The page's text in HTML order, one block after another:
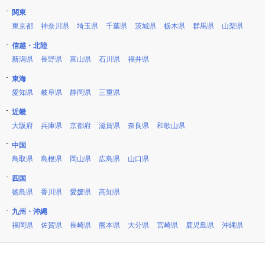
関東
東京都
神奈川県 埼玉県 千葉県 茨城県 栃木県 群馬県 山梨県
信越・北陸
新潟県
長野県 富山県 石川県 福井県
東海
愛知県
岐阜県 静岡県 三重県
近畿
大阪府
兵庫県 京都府 滋賀県 奈良県 和歌山県
中国
鳥取県
島根県 岡山県 広島県 山口県
四国
徳島県
香川県 愛媛県 高知県
九州・沖縄
福岡県
佐賀県 長崎県 熊本県 大分県 宮崎県 鹿児島県 沖縄県